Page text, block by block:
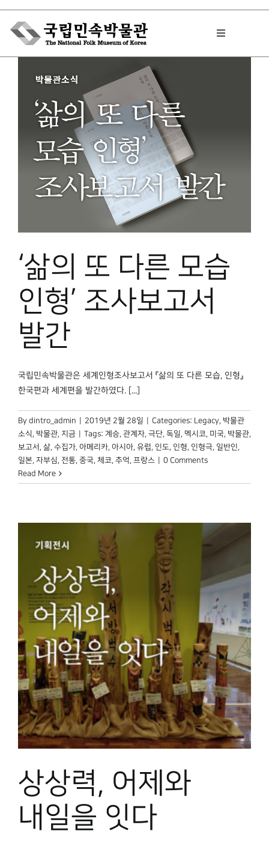
Skip
content
Toggle
박물관에서는
민속이야기
민속 인사이드
박물관 홈페이지
‘삶의 또 다른 모습
인형’ 조사보고서
발간
국립민속박물관은 세계인형조사보고서 『삶의 또 다른 모습, 인형』
한국편과 세계편을 발간하였다. [...]
By dintro_admin 2019년 2월 28일 Categories: Legacy 박물관
소식 박물관, 지금 Tags: 계승 관계자 극단 독일 멕시코 미국 박물관
보고서 삶 수집가 아메리카 아시아 유럽 인도 인형 인형극 일반인
일본 자부심 전통 중국 체코 추억 프랑스
0 Comments
Read More
상상력, 어제와
내일을 잇다